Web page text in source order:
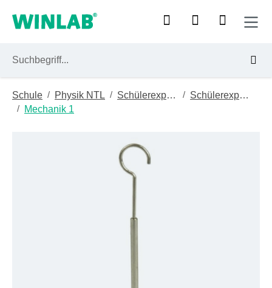
Zum Hauptinhalt springen
Schule / Physik NTL / Schülerexperimentiergeräte /
Schülerexperimentiermodul (sem)
/ Mechanik 1